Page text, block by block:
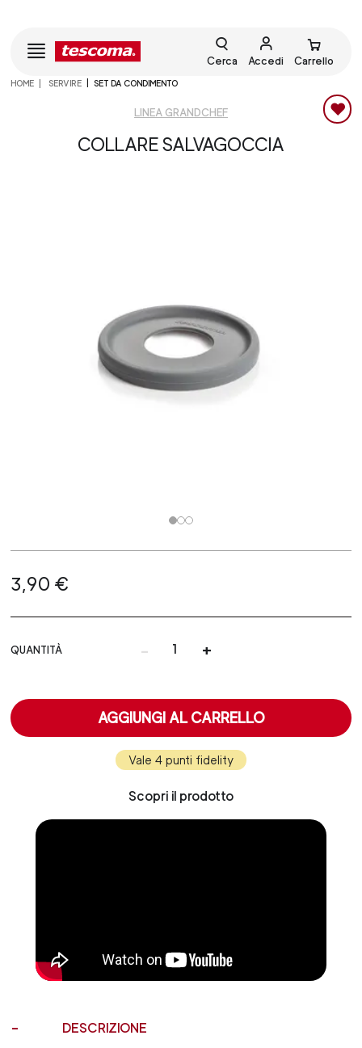
Cerca Accedi Carrello
HOME SERVIRE SET DA CONDIMENTO
LINEA GRANDCHEF
COLLARE SALVAGOCCIA
3,90 €
QUANTITÀ - +
AGGIUNGI AL CARRELLO
Vale 4 punti fidelity
Scopri il prodotto
DESCRIZIONE